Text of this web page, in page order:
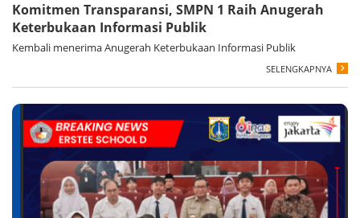
Komitmen Transparansi, SMPN 1 Raih Anugerah
Keterbukaan Informasi Publik
Kembali menerima Anugerah Keterbukaan Informasi Publik
SELENGKAPNYA